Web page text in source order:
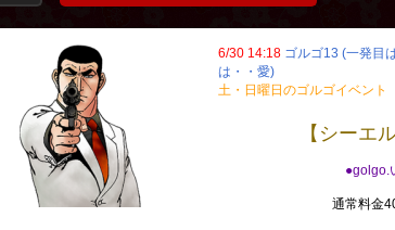
6/30 14:18 ゴルゴ13 (一発目
は・・愛)
土・日曜日のゴルゴイベント
【シーエ
●golgo.
通常料金